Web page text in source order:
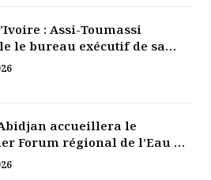
: Assi-Toumassi
le bureau exécutif de sa
de développement
accueillera le
Forum régional de l’Eau de
de l’Ouest